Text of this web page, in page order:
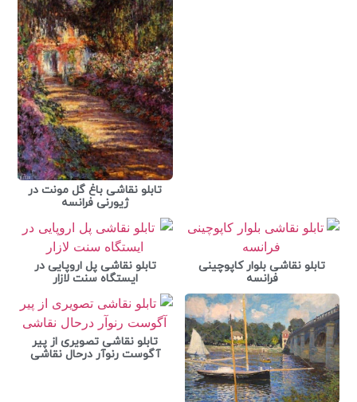
تابلو نقاشی باغ گل مونت در
ژیورنی فرانسه
تابلو نقاشی بلوار کاپوچینی
فرانسه
تابلو نقاشی پل اروپایی در
ایستگاه سنت لازار
تابلو نقاشی تصویری از پیر
آگوست رنوآر درحال نقاشی